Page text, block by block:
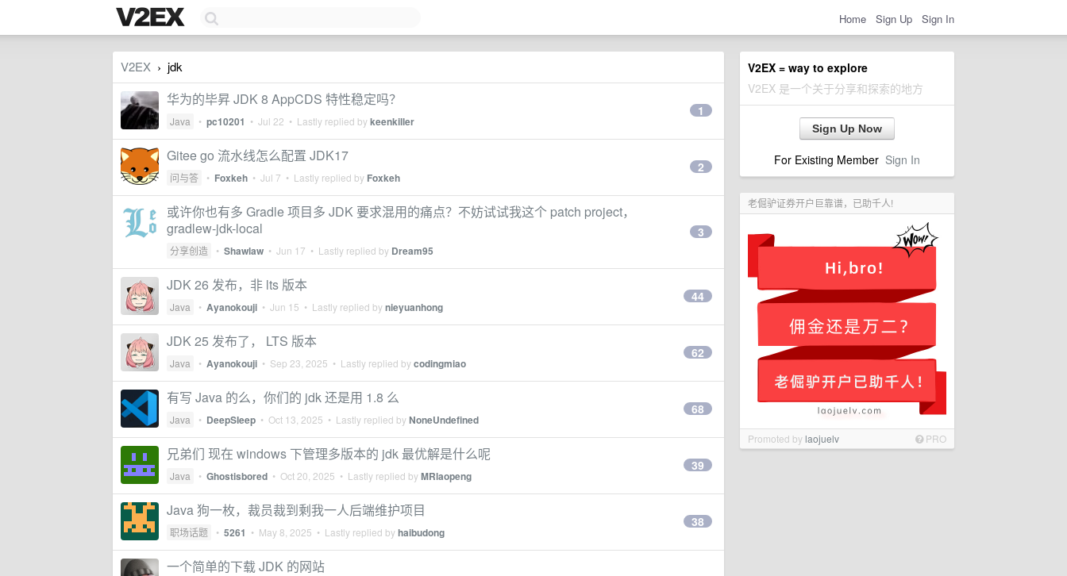
Home Sign Up Sign In
V2EX = way to explore
V2EX 是一个关于分享和探索的地方
Sign Up Now
For Existing Member Sign In
老倔驴证券开户巨靠谱，已助千人!
Promoted bylaojuelv PRO
V2EX › jdk
华为的毕昇 JDK 8 AppCDS 特性稳定吗？
Java • pc10201 • Jul 22 • Lastly replied bykeenkiller
1
Gitee go 流水线怎么配置 JDK17
问与答 • Foxkeh • Jul 7 • Lastly replied by Foxkeh
2
或许你也有多 Gradle 项目多 JDK 要求混用的痛点？不妨试试我这个 patch project，
gradlew-jdk-local
分享创造 • Shawlaw • Jun 17 • Lastly replied by Dream95
3
JDK 26 发布，非 lts 版本
Java • Ayanokouji • Jun 15 • Lastly replied bynieyuanhong
44
JDK 25 发布了， LTS 版本
Java • Ayanokouji • Sep 23, 2025 • Lastly replied bycodingmiao
62
有写 Java 的么，你们的 jdk 还是用 1.8 么
Java • DeepSIeep • Oct 13, 2025 • Lastly replied byNoneUndefined
68
兄弟们 现在 windows 下管理多版本的 jdk 最优解是什么呢
Java • Ghostisbored • Oct 20, 2025 • Lastly replied byMRlaopeng
39
Java 狗一枚，裁员裁到剩我一人后端维护项目
职场话题 • 5261 • May 8, 2025 • Lastly replied byhaibudong
38
一个简单的下载 JDK 的网站